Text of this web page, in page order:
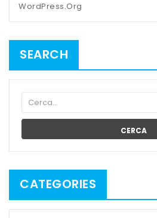
WordPress.org
SEARCH
CERCA
CATEGORIES